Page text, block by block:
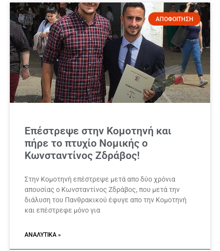
ΑΠΟΦΟΙΤΗΣΗ
Επέστρεψε στην Κομοτηνή και
πήρε το πτυχίο Νομικής ο
Κωνσταντίνος Ζδράβος!
Στην Κομοτηνή επέστρεψε μετά απο δύο χρόνια
απουσίας ο Κωνσταντίνος Ζδράβος, που μετά την
διάλυση του Πανθρακικού έφυγε απο την Κομοτηνή
και επέστρεφε μόνο για
ΑΝΑΛΥΤΙΚΆ »